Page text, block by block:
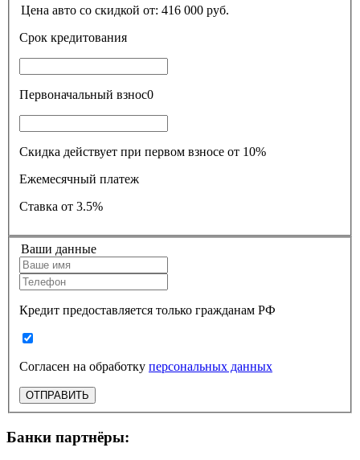
Цена авто со скидкой от: 416 000 руб.
Срок кредитования
Первоначальный взнос0
Скидка действует при первом взносе от 10%
Ежемесячный платеж
Ставка от 3.5%
Ваши данные
Кредит предоставляется только гражданам РФ
Согласен на обработку персональных данных
ОТПРАВИТЬ
Банки партнёры: